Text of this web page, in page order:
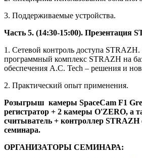
3. Поддерживаемые устройства.
Часть 5. (14:30-15:00). Презентация
1. Сетевой контроль доступа
программный комплекс STRAZH на
обеспечения A.C. Tech – решения и
2. Практический опыт применения.
Розыгрыш камеры SpaceCam F1
регистратор + 2 камеры O'ZERO, а
считыватель + контроллер STRAZH
семинара.
ОРГАНИЗАТОРЫ СЕМИНАРА: